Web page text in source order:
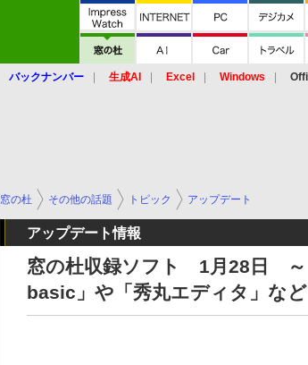
バックナンバー 生成AI Excel Windows
窓の杜 その他の話題 トピック アップデート
アップデート情報
窓の杜収録ソフト 1月28日 ～
basic」や「秀丸エディタ」など